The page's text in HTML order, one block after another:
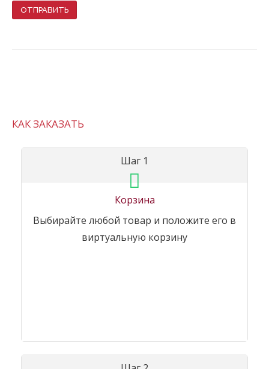
КАК ЗАКАЗАТЬ
Шаг 1
Корзина
Выбирайте любой товар и положите его в
виртуальную корзину